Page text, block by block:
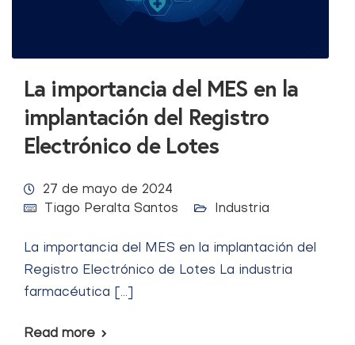
La importancia del MES en la
implantación del Registro
Electrónico de Lotes
27 de mayo de 2024
Tiago Peralta Santos
Industria
La importancia del MES en la implantación del
Registro Electrónico de Lotes La industria
farmacéutica […]
Read more